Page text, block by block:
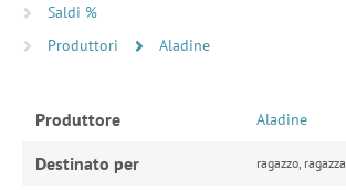
Saldi %
Produttori
Aladine
Produttore Aladine
Destinato per ragazzo, ragazza